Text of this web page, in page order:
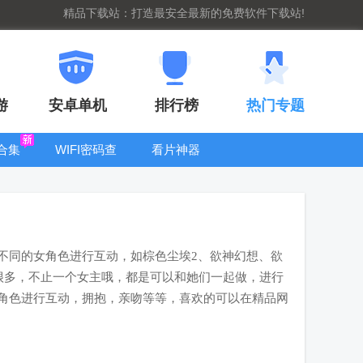
精品下载站：打造最安全最新的免费软件下载站!
安卓单机 排行榜 热门专题
集
WIFI密码查
看片神器
的女角色进行互动，如棕色尘埃2、欲神幻想、欲
，不止一个女主哦，都是可以和她们一起做，进行
进行互动，拥抱，亲吻等等，喜欢的可以在精品网